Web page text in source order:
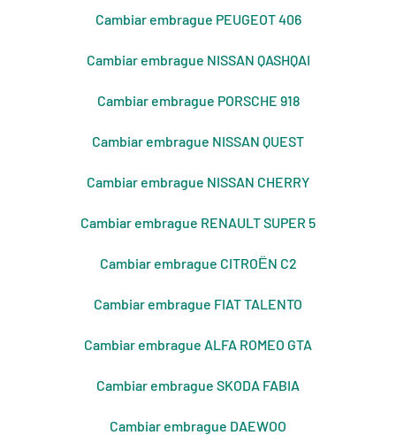
Cambiar embrague PEUGEOT 406
Cambiar embrague NISSAN QASHQAI
Cambiar embrague PORSCHE 918
Cambiar embrague NISSAN QUEST
Cambiar embrague NISSAN CHERRY
Cambiar embrague RENAULT SUPER 5
Cambiar embrague CITROЁN C2
Cambiar embrague FIAT TALENTO
Cambiar embrague ALFA ROMEO GTA
Cambiar embrague SKODA FABIA
Cambiar embrague DAEWOO